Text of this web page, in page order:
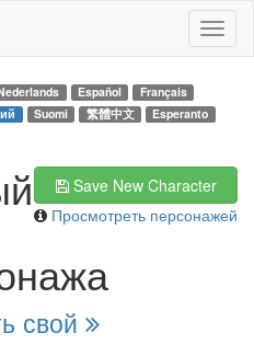
Español
Français
Suomi 繁體中文
Esperanto
Save New Character
Просмотреть персонажей
свой